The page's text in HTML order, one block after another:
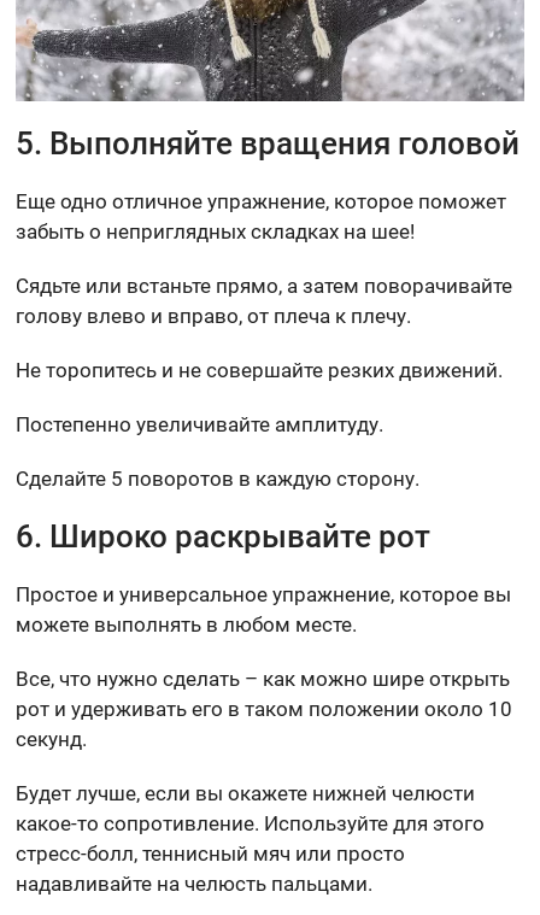
5. Выполняйте вращения головой
Еще одно отличное упражнение, которое поможет
забыть о неприглядных складках на шее!
Сядьте или встаньте прямо, а затем поворачивайте
голову влево и вправо, от плеча к плечу.
Не торопитесь и не совершайте резких движений.
Постепенно увеличивайте амплитуду.
Сделайте 5 поворотов в каждую сторону.
6. Широко раскрывайте рот
Простое и универсальное упражнение, которое вы
можете выполнять в любом месте.
Все, что нужно сделать – как можно шире открыть
рот и удерживать его в таком положении около 10
секунд.
Будет лучше, если вы окажете нижней челюсти
какое-то сопротивление. Используйте для этого
стресс-болл, теннисный мяч или просто
надавливайте на челюсть пальцами.